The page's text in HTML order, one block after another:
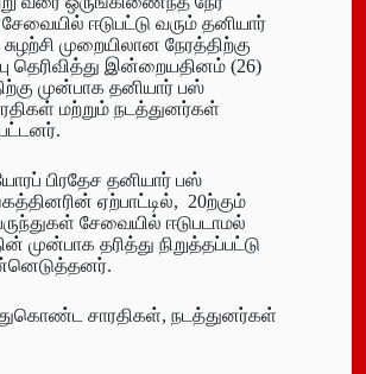
ஈடுபட்டு வரும் தனியார்
முறையிலான நேரத்திற்கு
தெரிவித்து இன்றையதினம் (26)
முன்பாக தனியார் பஸ்
மற்றும் நடத்துனர்கள்
பிரதேச தனியார் பஸ்
ஏற்பாட்டில், 20ற்கும்
சேவையில் ஈடுபடாமல்
தரித்து நிறுத்தப்பட்டு
சாரதிகள், நடத்துனர்கள்